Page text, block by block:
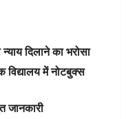
दिलाने का भरोसा
विद्यालय में नोटबुक्स
जानकारी